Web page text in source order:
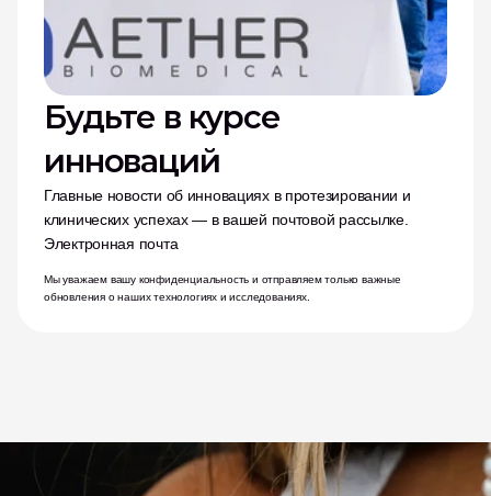
Будьте в курсе
инноваций
Главные новости об инновациях в протезировании и
клинических успехах — в вашей почтовой рассылке.
Электронная почта
Мы уважаем вашу конфиденциальность и отправляем только важные
обновления о наших технологиях и исследованиях.